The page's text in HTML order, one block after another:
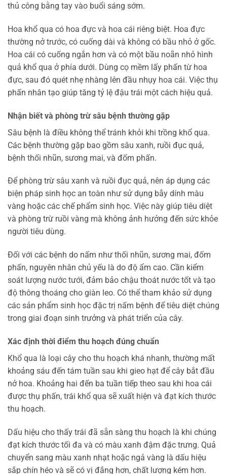
thủ công bằng tay vào buổi sáng sớm.
Hoa khổ qua có hoa đực và hoa cái riêng biệt. Hoa đực
thường nở trước, có cuống dài và không có bầu nhỏ ở gốc.
Hoa cái có cuống ngắn hơn và có một bầu noãn nhỏ hình
quả khổ qua ở phía dưới. Dùng cọ mềm lấy phấn từ hoa
đực, sau đó quét nhẹ nhàng lên đầu nhụy hoa cái. Việc thụ
phấn nhân tạo giúp tăng tỷ lệ đậu trái một cách hiệu quả.
Nhận biết và phòng trừ sâu bệnh thường gặp
Sâu bệnh là điều không thể tránh khỏi khi trồng khổ qua.
Các bệnh thường gặp bao gồm sâu xanh, ruồi đục quả,
bệnh thối nhũn, sương mai, và đốm phấn.
Để phòng trừ sâu xanh và ruồi đục quả, nên áp dụng các
biện pháp sinh học an toàn như sử dụng bẫy dính màu
vàng hoặc các chế phẩm sinh học. Việc này giúp tiêu diệt
và phòng trừ ruồi vàng mà không ảnh hưởng đến sức khỏe
người tiêu dùng.
Đối với các bệnh do nấm như thối nhũn, sương mai, đốm
phấn, nguyên nhân chủ yếu là do độ ẩm cao. Cần kiểm
soát lượng nước tưới, đảm bảo chậu thoát nước tốt và tạo
độ thông thoáng cho giàn leo. Có thể tham khảo sử dụng
các sản phẩm sinh học đặc trị nấm bệnh để tiêu diệt chúng
trong giai đoạn sinh trưởng và phát triển của cây.
Xác định thời điểm thu hoạch đúng chuẩn
Khổ qua là loại cây cho thu hoạch khá nhanh, thường mất
khoảng sáu đến tám tuần sau khi gieo hạt để cây bắt đầu
nở hoa. Khoảng hai đến ba tuần tiếp theo sau khi hoa cái
được thụ phấn, trái khổ qua sẽ xuất hiện và đạt kích thước
thu hoạch.
Dấu hiệu cho thấy trái đã sẵn sàng thu hoạch là khi chúng
đạt kích thước tối đa và có màu xanh đậm đặc trưng. Quả
chuyển sang màu xanh nhạt hoặc ngả vàng là dấu hiệu
sắp chín héo và sẽ có vị đắng hơn, chất lượng kém hơn.